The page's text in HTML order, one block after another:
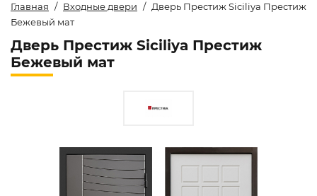
Главная Входные двери
Дверь Престиж Siciliya Престиж
Бежевый мат
Дверь Престиж Siciliya Престиж
Бежевый мат